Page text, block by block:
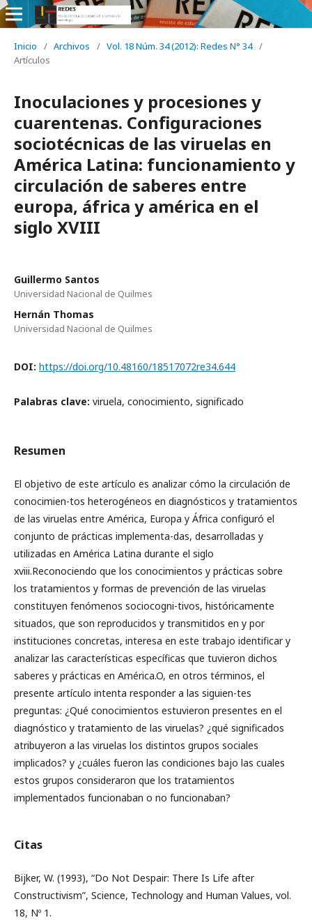
Inicio / Archivos / Vol. 18 Núm. 34 (2012): Redes N° 34 /
Artículos
Inoculaciones y procesiones y
cuarentenas. Configuraciones
sociotécnicas de las viruelas en
América Latina: funcionamiento y
circulación de saberes entre
europa, áfrica y américa en el
siglo XVIII
Guillermo Santos
Universidad Nacional de Quilmes
Hernán Thomas
Universidad Nacional de Quilmes
DOI: https://doi.org/10.48160/18517072re34.644
Palabras clave: viruela, conocimiento, significado
Resumen
El objetivo de este artículo es analizar cómo la circulación de
conocimien-tos heterogéneos en diagnósticos y tratamientos
de las viruelas entre América, Europa y África configuró el
conjunto de prácticas implementa-das, desarrolladas y
utilizadas en América Latina durante el siglo
xviii.Reconociendo que los conocimientos y prácticas sobre
los tratamientos y formas de prevención de las viruelas
constituyen fenómenos sociocogni-tivos, históricamente
situados, que son reproducidos y transmitidos en y por
instituciones concretas, interesa en este trabajo identificar y
analizar las características específicas que tuvieron dichos
saberes y prácticas en América.O, en otros términos, el
presente artículo intenta responder a las siguien-tes
preguntas: ¿Qué conocimientos estuvieron presentes en el
diagnóstico y tratamiento de las viruelas? ¿qué significados
atribuyeron a las viruelas los distintos grupos sociales
implicados? y ¿cuáles fueron las condiciones bajo las cuales
estos grupos consideraron que los tratamientos
implementados funcionaban o no funcionaban?
Citas
Bijker, W. (1993), “Do Not Despair: There Is Life after
Constructivism”, Science, Technology and Human Values, vol.
18, Nº 1.